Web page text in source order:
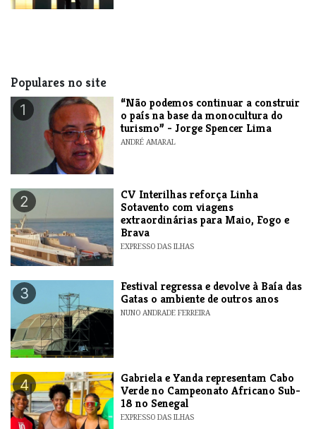
Populares no site
1
“Não podemos continuar a construir
o país na base da monocultura do
turismo” - Jorge Spencer Lima
ANDRÉ AMARAL
2
​CV Interilhas reforça Linha
Sotavento com viagens
extraordinárias para Maio, Fogo e
Brava
EXPRESSO DAS ILHAS
3
Festival regressa e devolve à Baía das
Gatas o ambiente de outros anos
NUNO ANDRADE FERREIRA
4
Gabriela e Yanda representam Cabo
Verde no Campeonato Africano Sub-
18 no Senegal
EXPRESSO DAS ILHAS